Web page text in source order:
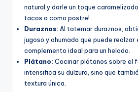
natural y darle un toque
tacos o como postre!
Duraznos: Al tatemar duraznos,
jugoso y ahumado que puede realzar
complemento ideal para un helado.
Plátano: Cocinar plátanos sobre el
intensifica su dulzura, sino que
textura única.